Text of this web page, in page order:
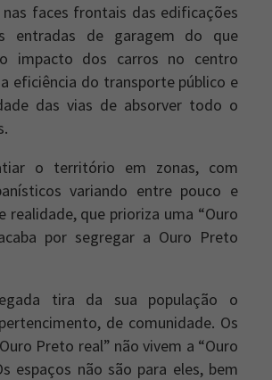
nas faces frontais das edificações
entradas de garagem do que
impacto dos carros no centro
eficiência do transporte público e
das vias de absorver todo o
o território em zonas, com
variando entre pouco e
realidade, que prioriza uma “Ouro
por segregar a Ouro Preto
tira da sua população o
de comunidade. Os
Preto real” não vivem a “Ouro
espaços não são para eles, bem